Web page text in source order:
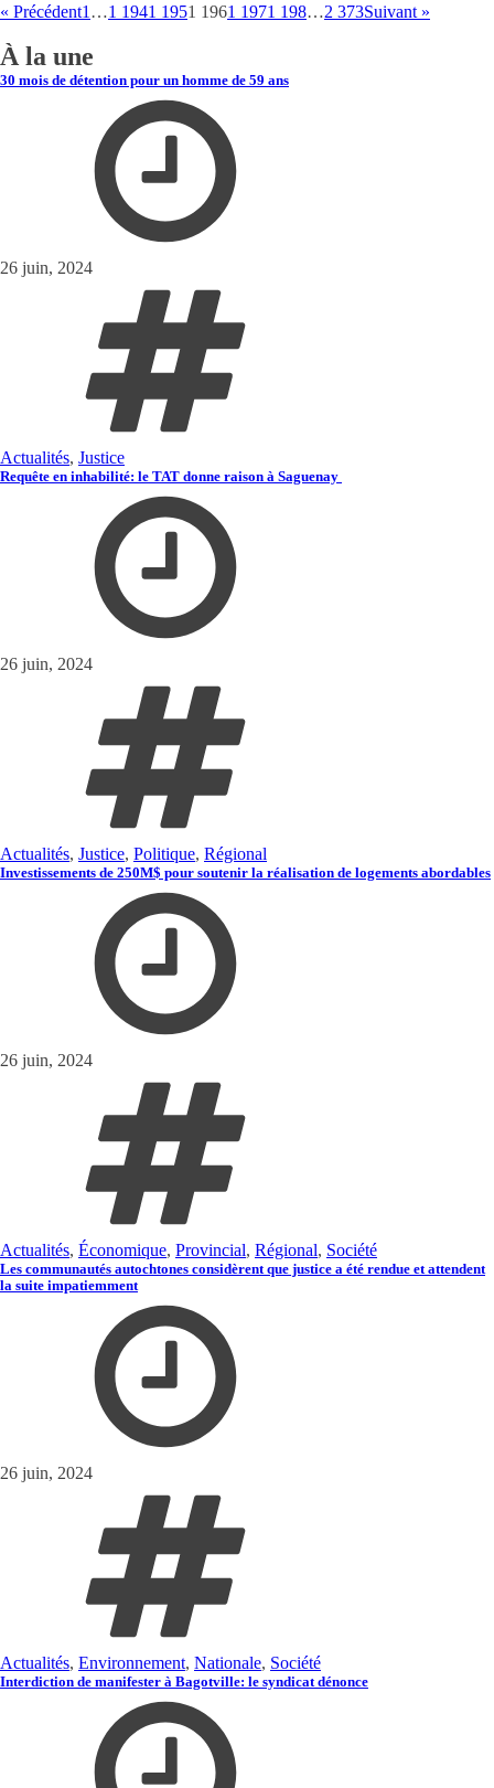
« Précédent1 …1 1941 1951 1961 1971 198…2 373Suivant »
À la une
30 mois de détention pour un homme de 59 ans
26 juin, 2024
Actualités, Justice
Requête en inhabilité: le TAT donne raison à Saguenay
26 juin, 2024
Actualités, Justice, Politique, Régional
Investissements de 250M$ pour soutenir la réalisation de logements abordables
26 juin, 2024
Actualités, Économique, Provincial, Régional, Société
Les communautés autochtones considèrent que justice a été rendue et attendent
la suite impatiemment
26 juin, 2024
Actualités, Environnement, Nationale, Société
Interdiction de manifester à Bagotville: le syndicat dénonce